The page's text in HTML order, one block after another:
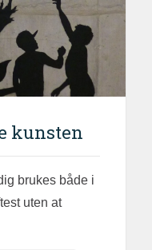
kunsten
brukes både i
uten at